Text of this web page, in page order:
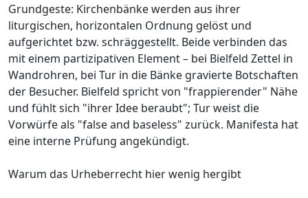
Grundgeste: Kirchenbänke werden aus ihrer
liturgischen, horizontalen Ordnung gelöst und
aufgerichtet bzw. schräggestellt. Beide verbinden das
mit einem partizipativen Element – bei Bielfeld Zettel in
Wandrohren, bei Tur in die Bänke gravierte Botschaften
der Besucher. Bielfeld spricht von "frappierender" Nähe
und fühlt sich "ihrer Idee beraubt"; Tur weist die
Vorwürfe als "false and baseless" zurück. Manifesta hat
eine interne Prüfung angekündigt.
Warum das Urheberrecht hier wenig hergibt